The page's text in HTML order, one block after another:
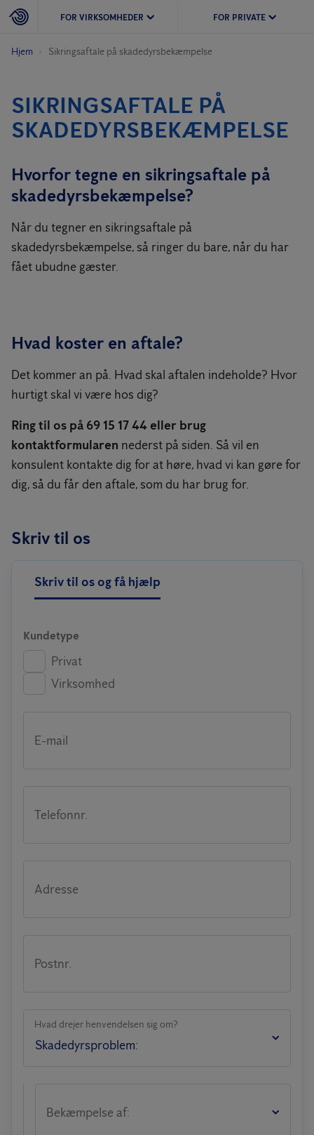
FOR VIRKSOMHEDER FOR PRIVATE
Hjem Sikringsaftale på skadedyrs­bekæmpelse
SIKRINGSAFTALE PÅ
SKADEDYRS­BEKÆMPELSE
Hvorfor tegne en sikringsaftale på
skadedyrsbekæmpelse?
Når du tegner en sikringsaftale på
skadedyrsbekæmpelse, så ringer du bare, når du har
fået ubudne gæster.
Hvad koster en aftale?
Det kommer an på. Hvad skal aftalen indeholde? Hvor
hurtigt skal vi være hos dig?
Ring til os på 69 15 17 44 eller brug
kontaktformularen nederst på siden. Så vil en
konsulent kontakte dig for at høre, hvad vi kan gøre for
dig, så du får den aftale, som du har brug for.
Skriv til os
Skriv til os og få hjælp
Kundetype
Privat
Virksomhed
E-mail
Telefonnr.
Adresse
Postnr.
Hvad drejer henvendelsen sig om?
Bekæmpelse af: